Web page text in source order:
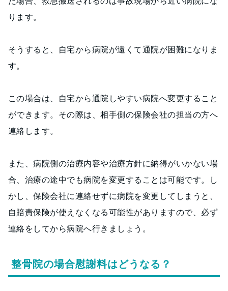
ります。
そうすると、自宅から病院が遠くて通院が困難になりま
す。
この場合は、自宅から通院しやすい病院へ変更すること
ができます。その際は、相手側の保険会社の担当の方へ
連絡します。
また、病院側の治療内容や治療方針に納得がいかない場
合、治療の途中でも病院を変更することは可能です。し
かし、保険会社に連絡せずに病院を変更してしまうと、
自賠責保険が使えなくなる可能性がありますので、必ず
連絡をしてから病院へ行きましょう。
整骨院の場合慰謝料はどうなる？